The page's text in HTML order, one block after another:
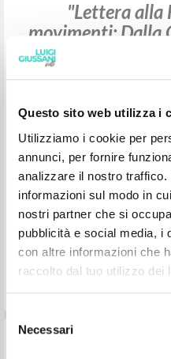
Questo sito web utilizza i
Utilizziamo i cookie per
annunci, per fornire
analizzare il nostro traffico.
informazioni sul modo in
nostri partner che si
pubblicità e social media, i
con altre informazioni che
raccolto dal tuo utilizzo dei
delNecessari
"Lettera alla
movimenti: Dalla
a oggi, di
Feliciani
González
BUR
2000
Italiano
Luogo
Pagine: 2
ISBN: 88-
The Interview